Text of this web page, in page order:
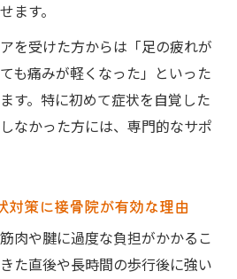
ます。
を受けた方からは「足の疲れが
も痛みが軽くなった」といった
す。特に初めて症状を自覚した
なかった方には、専門的なサポ
対策に接骨院が有効な理由
肉や腱に過度な負担がかかるこ
た直後や長時間の歩行後に強い